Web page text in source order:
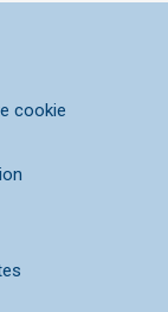
cookie